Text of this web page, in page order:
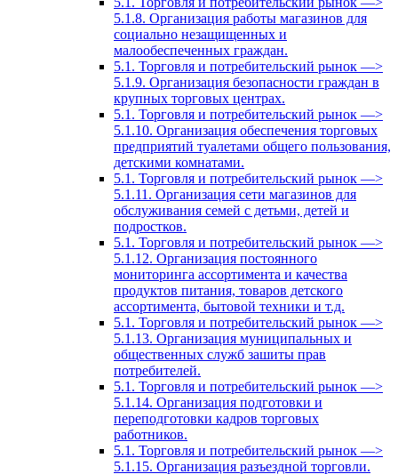
5.1.8. Организация работы магазинов для
социально незащищенных и
малообеспеченных граждан.
5.1. Торговля и потребительский рынок —>
5.1.9. Организация безопасности граждан в
крупных торговых центрах.
5.1. Торговля и потребительский рынок —>
5.1.10. Организация обеспечения торговых
предприятий туалетами общего пользования,
детскими комнатами.
5.1. Торговля и потребительский рынок —>
5.1.11. Организация сети магазинов для
обслуживания семей с детьми, детей и
подростков.
5.1. Торговля и потребительский рынок —>
5.1.12. Организация постоянного
мониторинга ассортимента и качества
продуктов питания, товаров детского
ассортимента, бытовой техники и т.д.
5.1. Торговля и потребительский рынок —>
5.1.13. Организация муниципальных и
общественных служб зашиты прав
потребителей.
5.1. Торговля и потребительский рынок —>
5.1.14. Организация подготовки и
переподготовки кадров торговых
работников.
5.1. Торговля и потребительский рынок —>
5.1.15. Организация разъездной торговли.